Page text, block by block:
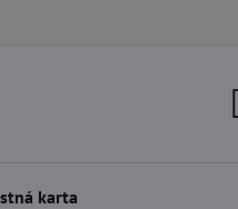
karta